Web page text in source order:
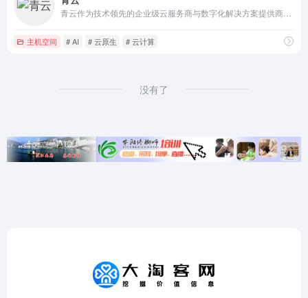
主机空间 # AI # 云原生 # 云计算
没有了